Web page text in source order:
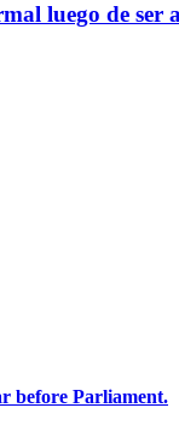
luego de ser
before Parliament.